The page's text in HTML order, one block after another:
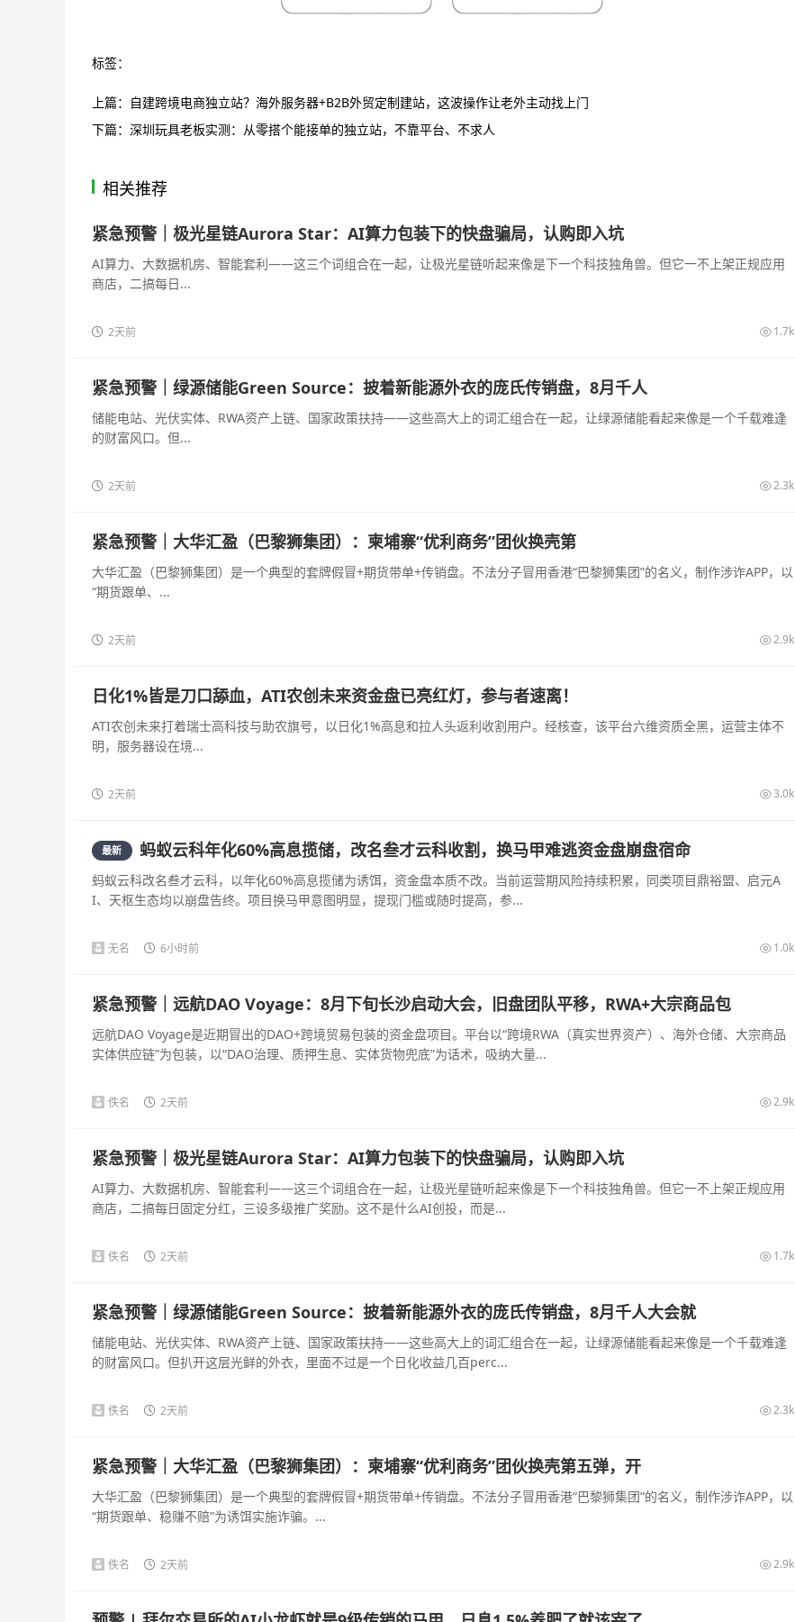
标签：
上篇： 自建跨境电商独立站？海外服务器+B2B外贸定制建站，这波操作让老外主动找上门
下篇： 深圳玩具老板实测：从零搭个能接单的独立站，不靠平台、不求人
相关推荐
紧急预警｜极光星链Aurora Star：AI算力包装下的快盘骗局，认购即入坑
AI算力、大数据机房、智能套利——这三个词组合在一起，让极光星链听起来像是下一个科技独角兽。但它一不上架正规应用
商店，二搞每日...
2天前 1.7k
紧急预警｜绿源储能Green Source：披着新能源外衣的庞氏传销盘，8月千人
储能电站、光伏实体、RWA资产上链、国家政策扶持——这些高大上的词汇组合在一起，让绿源储能看起来像是一个千载难逢
的财富风口。但...
2天前 2.3k
紧急预警｜大华汇盈（巴黎狮集团）：柬埔寨“优利商务”团伙换壳第
大华汇盈（巴黎狮集团）是一个典型的套牌假冒+期货带单+传销盘。不法分子冒用香港“巴黎狮集团”的名义，制作涉诈APP，以
“期货跟单、...
2天前 2.9k
日化1%皆是刀口舔血，ATI农创未来资金盘已亮红灯，参与者速离！
ATI农创未来打着瑞士高科技与助农旗号，以日化1%高息和拉人头返利收割用户。经核查，该平台六维资质全黑，运营主体不
明，服务器设在境...
2天前 3.0k
最新 蚂蚁云科年化60%高息揽储，改名叁才云科收割，换马甲难逃资金盘崩盘宿命
蚂蚁云科改名叁才云科，以年化60%高息揽储为诱饵，资金盘本质不改。当前运营期风险持续积累，同类项目鼎裕盟、启元A
I、天枢生态均以崩盘告终。项目换马甲意图明显，提现门槛或随时提高，参...
无名 6小时前 1.0k
紧急预警｜远航DAO Voyage：8月下旬长沙启动大会，旧盘团队平移，RWA+大宗商品包
远航DAO Voyage是近期冒出的DAO+跨境贸易包装的资金盘项目。平台以“跨境RWA（真实世界资产）、海外仓储、大宗商品
实体供应链”为包装，以“DAO治理、质押生息、实体货物兜底”为话术，吸纳大量...
佚名 2天前 2.9k
紧急预警｜极光星链Aurora Star：AI算力包装下的快盘骗局，认购即入坑
AI算力、大数据机房、智能套利——这三个词组合在一起，让极光星链听起来像是下一个科技独角兽。但它一不上架正规应用
商店，二搞每日固定分红，三设多级推广奖励。这不是什么AI创投，而是...
佚名 2天前 1.7k
紧急预警｜绿源储能Green Source：披着新能源外衣的庞氏传销盘，8月千人大会就
储能电站、光伏实体、RWA资产上链、国家政策扶持——这些高大上的词汇组合在一起，让绿源储能看起来像是一个千载难逢
的财富风口。但扒开这层光鲜的外衣，里面不过是一个日化收益几百perc...
佚名 2天前 2.3k
紧急预警｜大华汇盈（巴黎狮集团）：柬埔寨“优利商务”团伙换壳第五弹，开
大华汇盈（巴黎狮集团）是一个典型的套牌假冒+期货带单+传销盘。不法分子冒用香港“巴黎狮集团”的名义，制作涉诈APP，以
“期货跟单、稳赚不赔”为诱饵实施诈骗。...
佚名 2天前 2.9k